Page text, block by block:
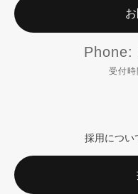
Phone:
受付
採用につい